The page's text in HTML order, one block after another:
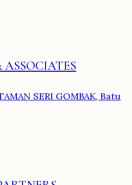
SERI GOMBAK, Batu